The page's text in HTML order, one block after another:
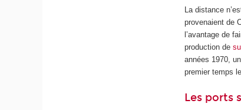
La distance
provenaient de
l’avantage de
production de
années 1970,
premier temps
Les ports